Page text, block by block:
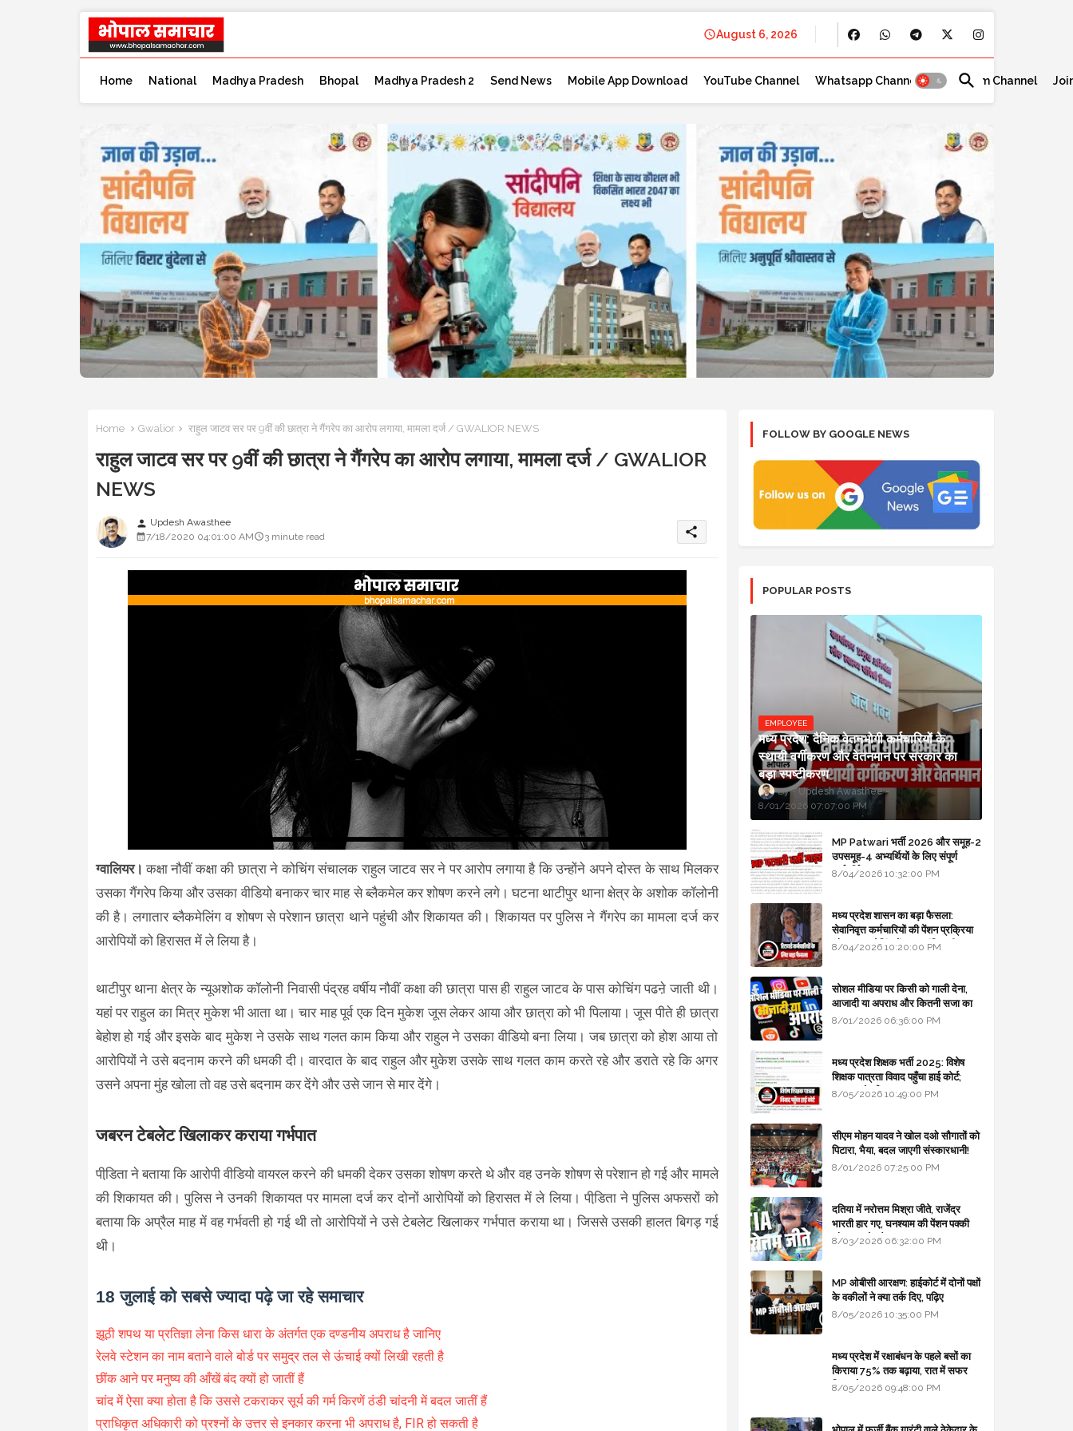
August 6, 2026
Home National Madhya Pradesh Bhopal Madhya Pradesh 2 Send News Mobile App Download YouTube Channel Whatsapp Channel Telegram Channel
Home Gwalior राहुल जाटव सर पर 9वीं की छात्रा ने गैंगरेप का आरोप लगाया, मामला दर्ज / GWALIOR NEWS
राहुल जाटव सर पर 9वीं की छात्रा ने गैंगरेप का आरोप लगाया, मामला दर्ज / GWALIOR
NEWS
person Updesh Awasthee
7/18/2020 04:01:00 AM
3 minute read share
ग्वालियर। कक्षा नौवीं कक्षा की छात्रा ने कोचिंग संचालक राहुल जाटव सर ने पर आरोप लगाया है कि उन्होंने अपने दोस्त के साथ मिलकर
उसका गैंगरेप किया और उसका वीडियो बनाकर चार माह से ब्लैकमेल कर शोषण करने लगे। घटना थाटीपुर थाना क्षेत्र के अशोक कॉलोनी
की है। लगातार ब्लैकमेलिंग व शोषण से परेशान छात्रा थाने पहुंची और शिकायत की। शिकायत पर पुलिस ने गैंगरेप का मामला दर्ज कर
आरोपियों को हिरासत में ले लिया है।
थाटीपुर थाना क्षेत्र के न्यूअशोक कॉलोनी निवासी पंद्रह वर्षीय नौवीं कक्षा की छात्रा पास ही राहुल जाटव के पास कोचिंग पढऩे जाती थी।
यहां पर राहुल का मित्र मुकेश भी आता था। चार माह पूर्व एक दिन मुकेश जूस लेकर आया और छात्रा को भी पिलाया। जूस पीते ही छात्रा
बेहोश हो गई और इसके बाद मुकेश ने उसके साथ गलत काम किया और राहुल ने उसका वीडियो बना लिया। जब छात्रा को होश आया तो
आरोपियों ने उसे बदनाम करने की धमकी दी। वारदात के बाद राहुल और मुकेश उसके साथ गलत काम करते रहे और डराते रहे कि अगर
उसने अपना मुंह खोला तो वह उसे बदनाम कर देंगे और उसे जान से मार देंगे।
जबरन टेबलेट खिलाकर कराया गर्भपात
पीडि़ता ने बताया कि आरोपी वीडियो वायरल करने की धमकी देकर उसका शोषण करते थे और वह उनके शोषण से परेशान हो गई और मामले
की शिकायत की। पुलिस ने उनकी शिकायत पर मामला दर्ज कर दोनों आरोपियों को हिरासत में ले लिया। पीडि़ता ने पुलिस अफसरों को
बताया कि अप्रैल माह में वह गर्भवती हो गई थी तो आरोपियों ने उसे टेबलेट खिलाकर गर्भपात कराया था। जिससे उसकी हालत बिगड़ गई
थी।
18 जुलाई को सबसे ज्यादा पढ़े जा रहे समाचार
झूठी शपथ या प्रतिज्ञा लेना किस धारा के अंतर्गत एक दण्डनीय अपराध है जानिए
रेलवे स्टेशन का नाम बताने वाले बोर्ड पर समुद्र तल से ऊंचाई क्यों लिखी रहती है
छींक आने पर मनुष्य की आँखें बंद क्यों हो जातीं हैं
चांद में ऐसा क्या होता है कि उससे टकराकर सूर्य की गर्म किरणें ठंडी चांदनी में बदल जातीं हैं
प्राधिकृत अधिकारी को प्रश्नों के उत्तर से इनकार करना भी अपराध है, FIR हो सकती है
FOLLOW BY GOOGLE NEWS
POPULAR POSTS
EMPLOYEE
मध्य प्रदेश: दैनिक वेतनभोगी कर्मचारियों के
स्थायी वर्गीकरण और वेतनमान पर सरकार का
बड़ा स्पष्टीकरण
Updesh Awasthee
8/01/2026 07:07:00 PM
MP Patwari भर्ती 2026 और समूह-2
उपसमूह-4 अभ्यर्थियों के लिए संपूर्ण
मार्गदर्शिका
8/04/2026 10:32:00 PM
मध्य प्रदेश शासन का बड़ा फैसला:
सेवानिवृत्त कर्मचारियों की पेंशन प्रक्रिया
और बजट कोडिंग में हुए क्रांतिकारी
8/04/2026 10:20:00 PM
सोशल मीडिया पर किसी को गाली देना,
आजादी या अपराध और कितनी सजा का
प्रावधान - free legal advice
8/01/2026 06:36:00 PM
मध्य प्रदेश शिक्षक भर्ती 2025: विशेष
शिक्षक पात्रता विवाद पहुँचा हाई कोर्ट;
सरकार से माँगा जवाब
8/05/2026 10:49:00 PM
सीएम मोहन यादव ने खोल दओ सौगातों को
पिटारा, भैया, बदल जाएगी संस्कारधानी!
8/01/2026 07:25:00 PM
दतिया में नरोत्तम मिश्रा जीते, राजेंद्र
भारती हार गए, घनश्याम की पेंशन पक्की
और आशुतोष बैक टू...
8/03/2026 06:32:00 PM
MP ओबीसी आरक्षण: हाईकोर्ट में दोनों पक्षों
के वकीलों ने क्या तर्क दिए, पढ़िए
8/05/2026 10:35:00 PM
मध्य प्रदेश में रक्षाबंधन के पहले बसों का
किराया 75% तक बढ़ाया, रात में सफर
किया तो 10% एक्स्ट्रा
8/05/2026 09:48:00 PM